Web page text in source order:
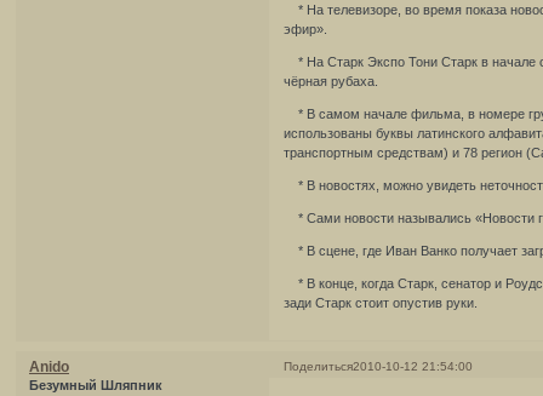
* На телевизоре, во время показа
эфир».
* На Старк Экспо Тони Старк в начале
чёрная рубаха.
* В самом начале фильма, в номере
использованы буквы латинского
транспортным средствам) и 78 регион
* В новостях, можно увидеть
* Сами новости назывались «Новости
* В сцене, где Иван Ванко получает
* В конце, когда Старк, сенатор и
зади Старк стоит опустив руки.
Поделиться2010-10-12 21:54:00
Anido
Безумный Шляпник